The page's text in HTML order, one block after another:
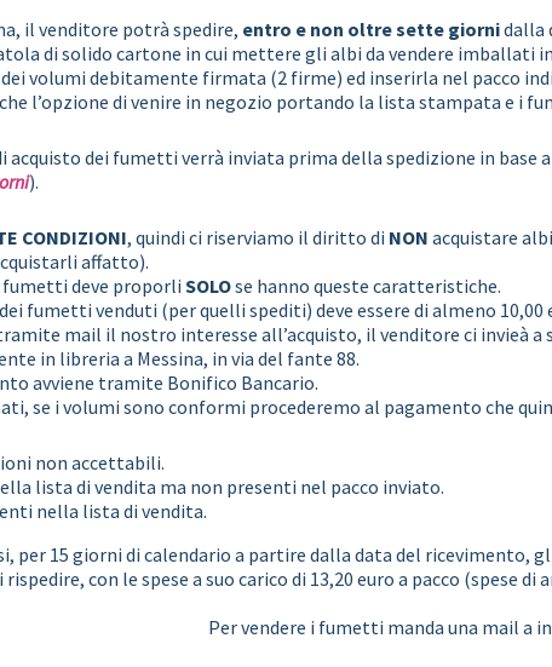
il venditore potrà spedire, entro e non oltre sette giornidalla
di solido cartone in cui mettere gli albi da vendere imballati
volumi debitamente firmata (2 firme) ed inserirla nel pacco
l’opzione di venire in negozio portando la lista stampata e i
acquisto dei fumetti verrà inviata prima della spedizione in base
).
CONDIZIONI, quindi ci riserviamo il diritto di NON acquistare
affatto).
fumetti deve proporli SOLOse hanno queste caratteristiche.
fumetti venduti (per quelli spediti) deve essere di almeno 10,00
mail il nostro interesse all’acquisto, il venditore ci invieà
in libreria a Messina, in via del fante 88.
avviene tramite Bonifico Bancario.
se i volumi sono conformi procederemo al pagamento che
non accettabili.
lista di vendita ma non presenti nel pacco inviato.
nella lista di vendita.
per 15 giorni di calendario a partire dalla data del ricevimento,
con le spese a suo carico di 13,20 euro a pacco
Per vendere i fumetti manda una mail a